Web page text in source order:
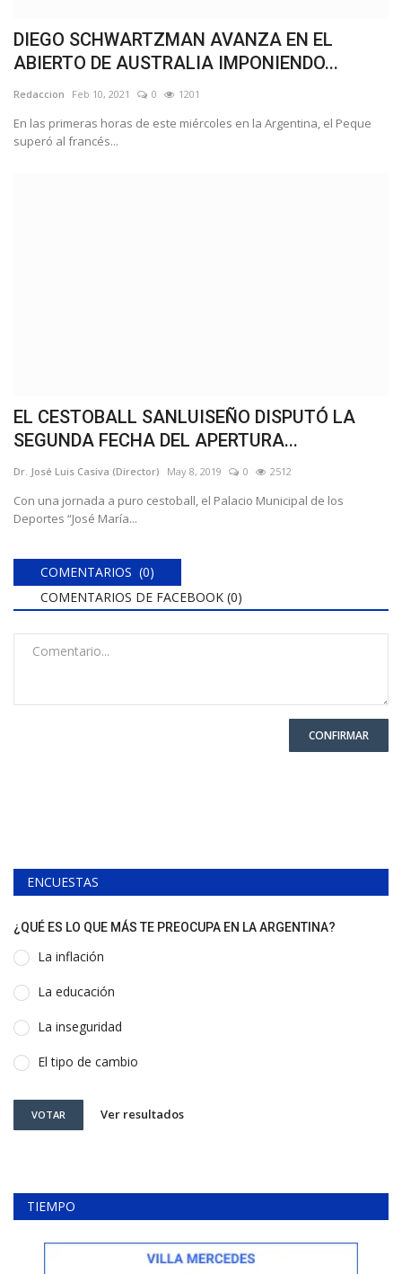
DIEGO SCHWARTZMAN AVANZA EN EL
ABIERTO DE AUSTRALIA IMPONIENDO...
Redaccion Feb 10, 2021 0 1201
En las primeras horas de este miércoles en la Argentina, el Peque
superó al francés...
EL CESTOBALL SANLUISEÑO DISPUTÓ LA
SEGUNDA FECHA DEL APERTURA...
Dr. José Luis Casiva (Director) May 8, 2019 0 2512
Con una jornada a puro cestoball, el Palacio Municipal de los
Deportes “José María...
COMENTARIOS (0)
COMENTARIOS DE FACEBOOK (0)
CONFIRMAR
ENCUESTAS
¿QUÉ ES LO QUE MÁS TE PREOCUPA EN LA ARGENTINA?
La inflación
La educación
La inseguridad
El tipo de cambio
VOTAR Ver resultados
TIEMPO